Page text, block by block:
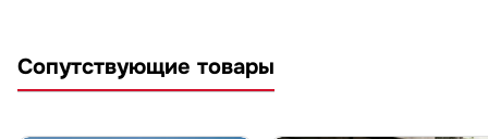
Сопутствующие товары